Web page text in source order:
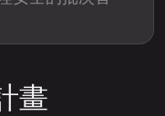
畫